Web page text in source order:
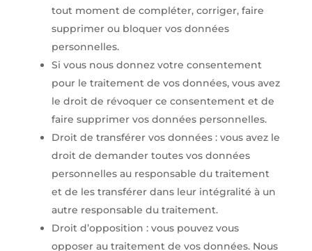
tout moment de compléter, corriger, faire
supprimer ou bloquer vos données
personnelles.
Si vous nous donnez votre consentement
pour le traitement de vos données, vous avez
le droit de révoquer ce consentement et de
faire supprimer vos données personnelles.
Droit de transférer vos données : vous avez le
droit de demander toutes vos données
personnelles au responsable du traitement
et de les transférer dans leur intégralité à un
autre responsable du traitement.
Droit d’opposition : vous pouvez vous
opposer au traitement de vos données. Nous